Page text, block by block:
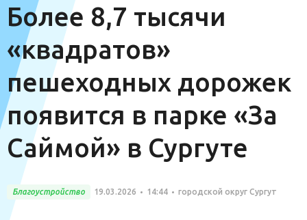
Более 8,7 тысячи
«квадратов»
пешеходных дорожек
появится в парке «За
Саймой» в Сургуте
Благоустройство 19.03.2026 14:44 городской округ Сургут